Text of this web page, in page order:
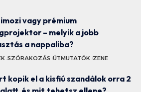
vagy prémium
– melyik a jobb
a nappaliba?
SZÓRAKOZÁS ÚTMUTATÓK ZENE
kopik el a kisfiú szandálok orra 2